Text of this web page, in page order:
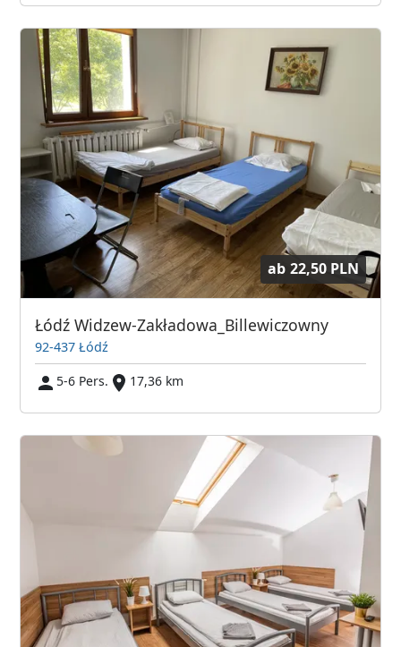
ab 22,50 PLN
Łódź Widzew-Zakładowa_Billewiczowny
92-437 Łódź
5-6 Pers.
17,36 km